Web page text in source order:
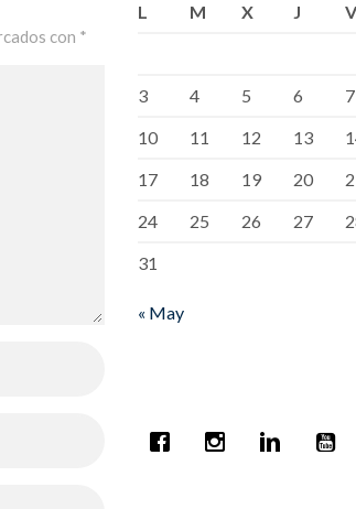
con *
L
M X J V
3
4 5 6 7
10
11 12 13
17
18 19 20
24
25 26 27
31
« May